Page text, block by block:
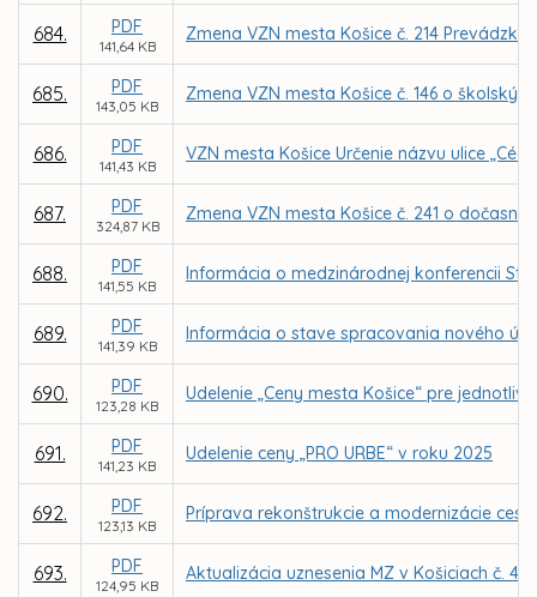
684. PDF
141,64 KB
Zmena VZN mesta Košice č. 214
685. PDF
143,05 KB
Zmena VZN mesta Košice č. 146 o
686. PDF
141,43 KB
VZN mesta Košice Určenie názvu ulice
687. PDF
324,87 KB
Zmena VZN mesta Košice č. 241 o
688. PDF
141,55 KB
Informácia o medzinárodnej konferencii
689. PDF
141,39 KB
Informácia o stave spracovania nového
690. PDF
123,28 KB
Udelenie „Ceny mesta Košice“ pre
691. PDF
141,23 KB
Udelenie ceny „PRO URBE“ v roku 2025
692. PDF
123,13 KB
Príprava rekonštrukcie a modernizácie
693. PDF
124,95 KB
Aktualizácia uznesenia MZ v Košiciach č.